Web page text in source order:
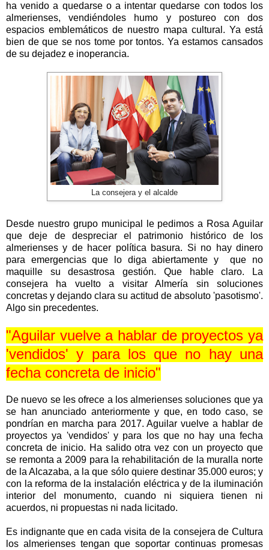
ha venido a quedarse o a intentar quedarse con todos los
almerienses, vendiéndoles humo y postureo con dos
espacios emblemáticos de nuestro mapa cultural. Ya está
bien de que se nos tome por tontos. Ya estamos cansados
de su dejadez e inoperancia.
La consejera y el alcalde
Desde nuestro grupo municipal le pedimos a Rosa Aguilar
que deje de despreciar el patrimonio histórico de los
almerienses y de hacer política basura. Si no hay dinero
para emergencias que lo diga abiertamente y que no
maquille su desastrosa gestión. Que hable claro. La
consejera ha vuelto a visitar Almería sin soluciones
concretas y dejando clara su actitud de absoluto 'pasotismo'.
Algo sin precedentes.
"Aguilar vuelve a hablar de proyectos ya
'vendidos' y para los que no hay una
fecha concreta de inicio"
De nuevo se les ofrece a los almerienses soluciones que ya
se han anunciado anteriormente y que, en todo caso, se
pondrían en marcha para 2017. Aguilar vuelve a hablar de
proyectos ya 'vendidos' y para los que no hay una fecha
concreta de inicio. Ha salido otra vez con un proyecto que
se remonta a 2009 para la rehabilitación de la muralla norte
de la Alcazaba, a la que sólo quiere destinar 35.000 euros; y
con la reforma de la instalación eléctrica y de la iluminación
interior del monumento, cuando ni siquiera tienen ni
acuerdos, ni propuestas ni nada licitado.
Es indignante que en cada visita de la consejera de Cultura
los almerienses tengan que soportar continuas promesas